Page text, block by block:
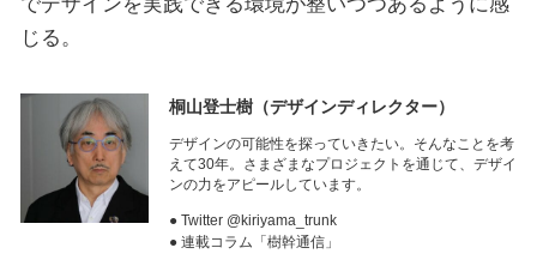
じる。
桐山登士樹（デザインディレクター）
デザインの可能性を探っていきたい。そんなことを考
えて30年。さまざまなプロジェクトを通じて、デザイ
ンの力をアピールしています。
● Twitter @kiriyama_trunk
● 連載コラム「樹幹通信」